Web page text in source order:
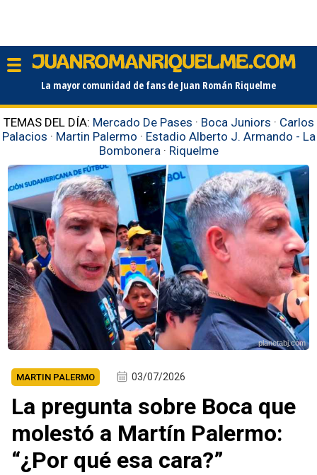
La mayor comunidad de fans de Juan Román Riquelme
TEMAS DEL DÍA: Mercado De Pases · Boca Juniors · Carlos
Palacios · Martin Palermo · Estadio Alberto J. Armando - La
Bombonera · Riquelme
planetabj.com
MARTIN PALERMO 03/07/2026
La pregunta sobre Boca que
molestó a Martín Palermo:
“¿Por qué esa cara?”